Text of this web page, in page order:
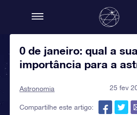
0 de janeiro: qual a sua
importância para a
Astronomia 25 fev
Compartilhe este artigo: